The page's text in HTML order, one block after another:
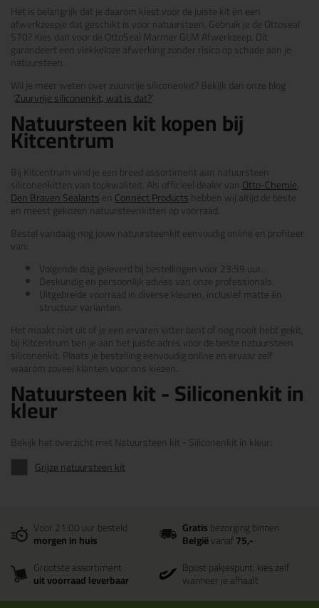
Het is belangrijk dat je daarom kiest voor de juiste kit én een
afwerkzeepje dat geschikt is voor natuursteen. Gebruik je de Ottoseal
S70? Kies dan voor de OttoSeal Marmer GLM Afwerkzeep. Dit
garandeert een vlekkeloze afwerking zonder risico op schade aan je
natuursteen.
Wil je meer weten over zuurvrije siliconenkit? Bekijk dan onze blog
‘Zuurvrije siliconenkit, wat is dat?’
Natuursteen kit kopen bij
Kitcentrum
Bij Kitcentrum vind je een breed assortiment aan natuursteen
siliconenkitten van topkwaliteit. Als officieel dealer van Otto-Chemie,
Den Braven Sealantsen Connect Productshebben wij altijd de beste
en meest gekozen natuursteenkitten op voorraad.
Bestel vandaag nog jouw natuursteenkit eenvoudig online en profiteer
van:
Volgende dag geleverd bij bestellingen voor 23:59 uur.
Deskundig en persoonlijk advies van onze professionals.
Uitgebreide voorraad in diverse kleuren, inclusief matte én
structuur varianten.
Het maakt niet uit of je een ervaren kitter bent of nog nooit hebt gekit,
bij Kitcentrum ben je aan het juiste adres voor de beste natuursteen
siliconenkit. Plaats je bestelling eenvoudig online en ervaar zelf
waarom zoveel klanten voor ons kiezen.
Natuursteen kit - Siliconenkit in
kleur
Bekijk het overzicht met Natuursteen kit - Siliconenkit in kleur:
Grijze natuursteen kit
Voor 21:00 uur besteld
morgen in huis
Gratisbezorging binnen
Belgiëvanaf75,-
Grootste assortiment
uit voorraad leverbaar
Bpost pakjespunt: kies zelf
wanneer je afhaalt